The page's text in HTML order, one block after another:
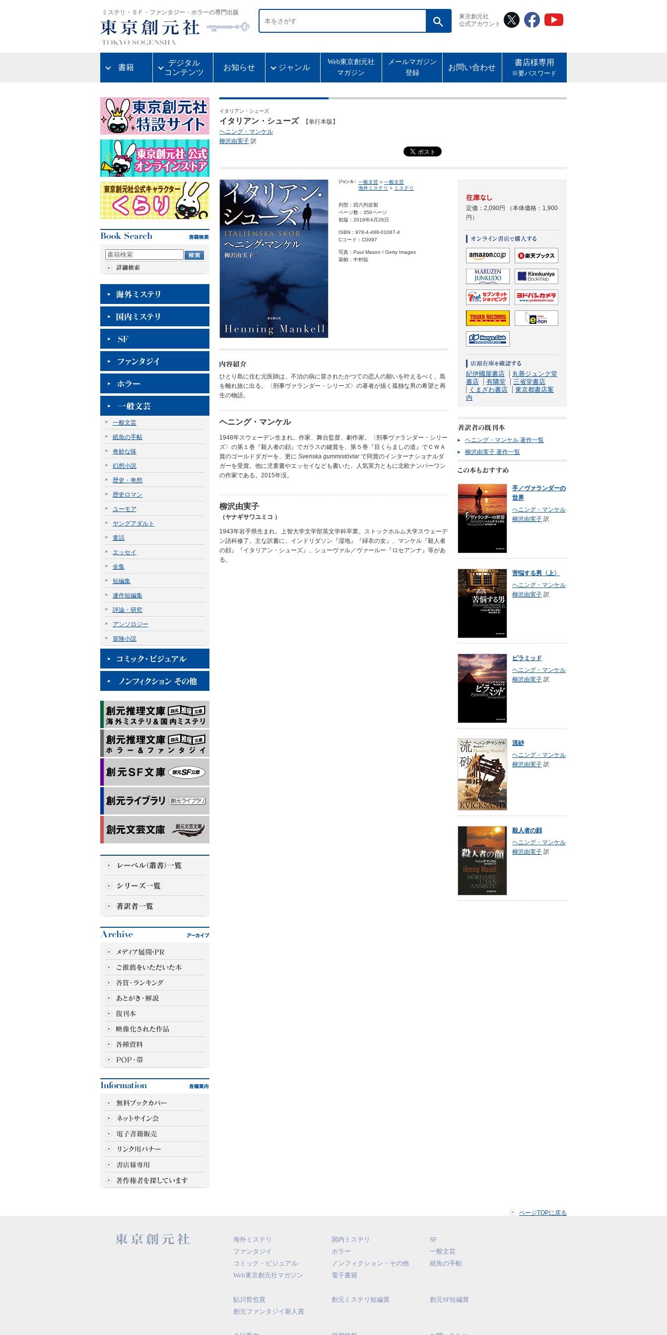
ミステリ・ＳＦ・ファンタジー・ホラーの専門出版
東京創元社
公式アカウント
書籍
デジタル
コンテンツ
お知らせ ジャンル
Web東京創元社
マガジン
メールマガジン
登録
お問い合わせ
書店様専用
※要パスワード
一般文芸
紙魚の手帖
奇妙な味
幻想小説
歴史・奇想
歴史ロマン
ユーモア
ヤングアダルト
童話
エッセイ
全集
短編集
連作短編集
評論・研究
アンソロジー
冒険小説
イタリアン・シューズ
イタリアン・シューズ
【単行本版】
ヘニング・マンケル
柳沢由実子 訳
定価：2,090円
（本体価格：1,900
円）
紀伊國屋書店
丸善ジュンク堂
書店
有隣堂
三省堂書店
くまざわ書店
東京都書店案
内
ヘニング・マンケル 著作一覧
柳沢由実子 著作一覧
手／ヴァランダーの
世界
ヘニング・マンケル
柳沢由実子 訳
苦悩する男〈上〉
ヘニング・マンケル
柳沢由実子 訳
ピラミッド
ヘニング・マンケル
柳沢由実子 訳
流砂
ヘニング・マンケル
柳沢由実子 訳
殺人者の顔
ヘニング・マンケル
柳沢由実子 訳
一般文芸 > 一般文芸
海外ミステリ > ミステリ
判型：四六判並製
ページ数：350ページ
初版：2019年4月26日
ISBN：978-4-488-01087-4
Cコード：C0097
写真：Paul Mason / Getty Images
装幀：中村聡
ひとり島に住む元医師は、不治の病に冒されたかつての恋人の願いを叶えるべく、島
を離れ旅に出る。〈刑事ヴァランダー・シリーズ〉の著者が描く孤独な男の希望と再
生の物語。
ヘニング・マンケル
1948年スウェーデン生まれ。作家、舞台監督、劇作家。〈刑事ヴァランダー・シリー
ズ〉の第１巻『殺人者の顔』でガラスの鍵賞を、第５巻『目くらましの道』でＣＷＡ
賞のゴールドダガーを、更に Svenska gummistövlarで同賞のインターナショナルダ
ガーを受賞。他に児童書やエッセイなども書いた、人気実力ともに北欧ナンバーワン
の作家である。2015年没。
柳沢由実子
（ヤナギサワユミコ ）
1943年岩手県生まれ。上智大学文学部英文学科卒業。ストックホルム大学スウェーデ
ン語科修了。主な訳書に、インドリダソン『湿地』『緑衣の女』、マンケル『殺人者
の顔』『イタリアン・シューズ』、シューヴァル／ヴァールー『ロセアンナ』等があ
る。
ページTOPに戻る
海外ミステリ 国内ミステリ
SF
ファンタジイ
ホラー
一般文芸
コミック・ビジュアル
ノンフィクション・その他
紙魚の手帖
Web東京創元社マガジン
電子書籍
鮎川哲也賞 創元ミステリ短編賞
創元SF短編賞
創元ファンタジイ新人賞